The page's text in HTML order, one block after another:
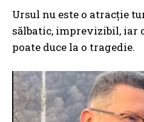
Ursul nu este o atracție
sălbatic, imprevizibil, iar
poate duce la o tragedie.